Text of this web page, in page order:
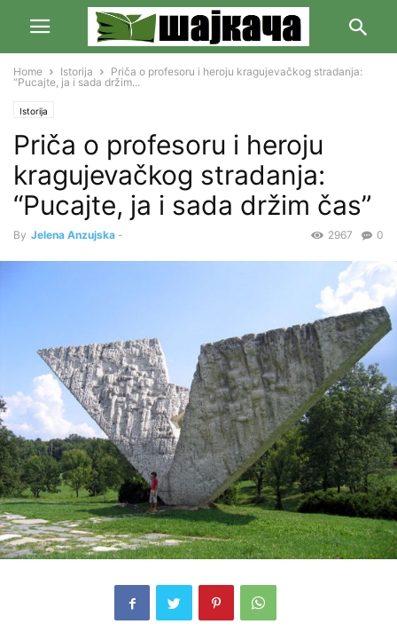
Home Istorija
Priča o profesoru i heroju kragujevačkog stradanja:
“Pucajte, ja i sada držim...
Istorija
Priča o profesoru i heroju
kragujevačkog stradanja:
“Pucajte, ja i sada držim čas”
By Jelena Anzujska - 0
2967